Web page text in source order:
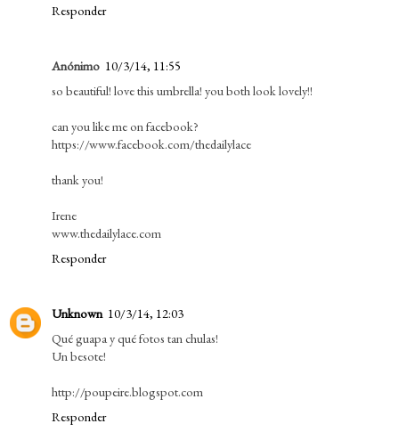
Responder
Anónimo 10/3/14, 11:55
so beautiful! love this umbrella! you both look lovely!!
can you like me on facebook?
https://www.facebook.com/thedailylace
thank you!
Irene
www.thedailylace.com
Responder
Unknown 10/3/14, 12:03
Qué guapa y qué fotos tan chulas!
Un besote!
http://poupeire.blogspot.com
Responder